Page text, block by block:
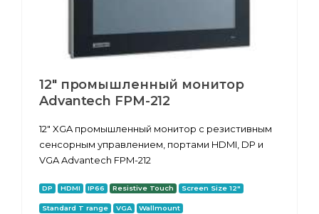
12" промышленный монитор
Advantech FPM-212
12" XGA промышленный монитор с резистивным
сенсорным управлением, портами HDMI, DP и
VGA Advantech FPM-212
DP HDMI IP66 Resistive Touch Screen Size 12"
Standard T range VGA Wallmount